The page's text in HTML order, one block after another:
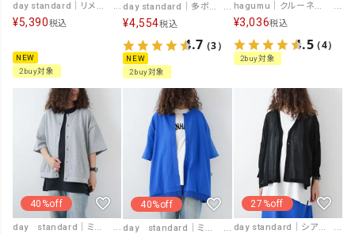
day standard｜リメイク風ジップカーデ [[J262003-28]][D]
¥5,390税込
NEW
2buy対象
day standard｜多ボタンドルマンカーデ [[P262017-28]][D]
¥4,554税込
4.7（3）
NEW
2buy対象
hagumu｜クルーネックカーデ [[10040162]][C]
¥3,036税込
4.5（4）
2buy対象
40%off
day standard｜ミドルスリーブ裾タックカーディガン [[d-c-021-F]][D]
40%off
day standard｜ミドルスリーブ裾タックカーディガン [[d-c-021]][D]
27%off
day standard｜シアーポンチョカーディガン [[10-01-47688]][D]